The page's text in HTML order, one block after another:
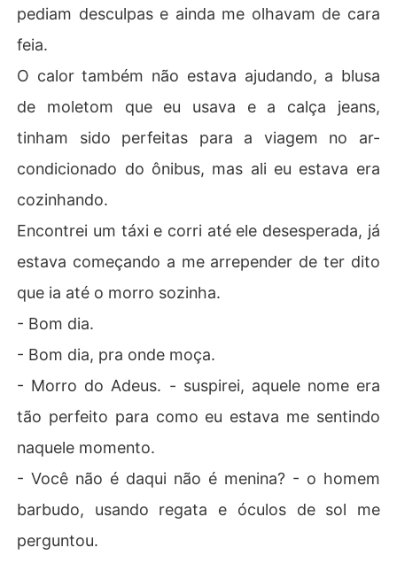
pediam desculpas e ainda me olhavam de cara
feia.
O calor também não estava ajudando, a blusa
de moletom que eu usava e a calça jeans,
tinham sido perfeitas para a viagem no ar-
condicionado do ônibus, mas ali eu estava era
cozinhando.
Encontrei um táxi e corri até ele desesperada, já
estava começando a me arrepender de ter dito
que ia até o morro sozinha.
- Bom dia.
- Bom dia, pra onde moça.
- Morro do Adeus. - suspirei, aquele nome era
tão perfeito para como eu estava me sentindo
naquele momento.
- Você não é daqui não é menina? - o homem
barbudo, usando regata e óculos de sol me
perguntou.